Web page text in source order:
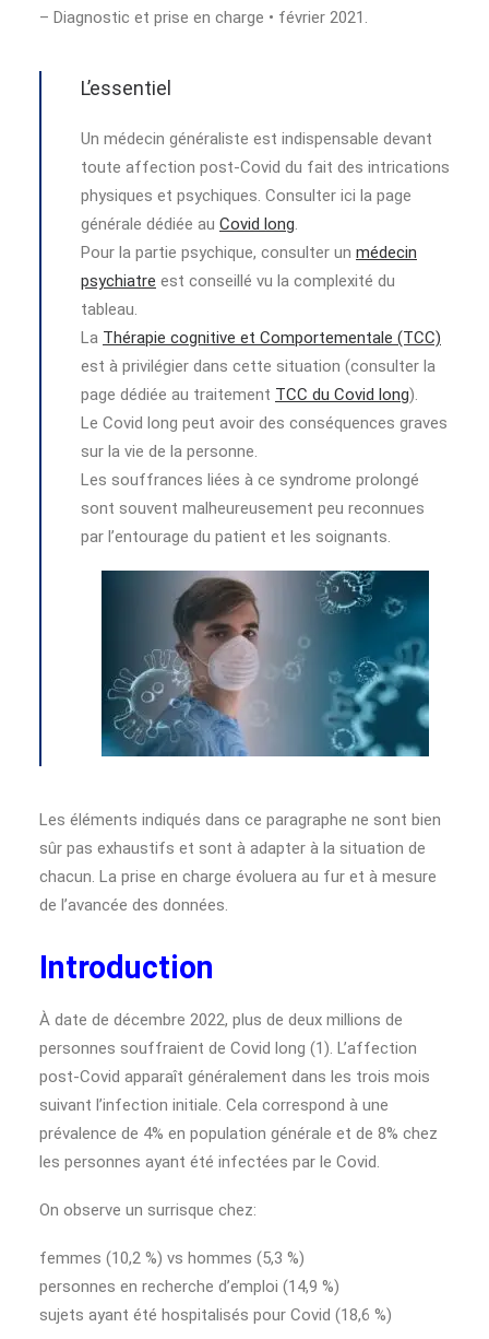
– Diagnostic et prise en charge • février 2021.
L’essentiel
Un médecin généraliste est indispensable devant
toute affection post-Covid du fait des intrications
physiques et psychiques. Consulter ici la page
générale dédiée au Covid long.
Pour la partie psychique, consulter un médecin
psychiatre est conseillé vu la complexité du
tableau.
La Thérapie cognitive et Comportementale (TCC)
est à privilégier dans cette situation (consulter la
page dédiée au traitement TCC du Covid long).
Le Covid long peut avoir des conséquences graves
sur la vie de la personne.
Les souffrances liées à ce syndrome prolongé
sont souvent malheureusement peu reconnues
par l’entourage du patient et les soignants.
Les éléments indiqués dans ce paragraphe ne sont bien
sûr pas exhaustifs et sont à adapter à la situation de
chacun. La prise en charge évoluera au fur et à mesure
de l’avancée des données.
Introduction
À date de décembre 2022, plus de deux millions de
personnes souffraient de Covid long (1). L’affection
post-Covid apparaît généralement dans les trois mois
suivant l’infection initiale. Cela correspond à une
prévalence de 4% en population générale et de 8% chez
les personnes ayant été infectées par le Covid.
On observe un surrisque chez:
femmes (10,2 %) vs hommes (5,3 %)
personnes en recherche d’emploi (14,9 %)
sujets ayant été hospitalisés pour Covid (18,6 %)